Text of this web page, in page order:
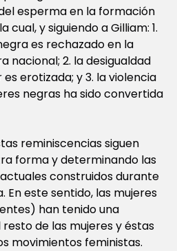
esperma en la formación
cual, y siguiendo a Gilliam: 1.
es rechazado en la
nacional; 2. la desigualdad
erotizada; y 3. la violencia
negras ha sido convertida
reminiscencias siguen
forma y determinando las
construidos durante
En este sentido, las mujeres
han tenido una
de las mujeres y éstas
movimientos feministas.